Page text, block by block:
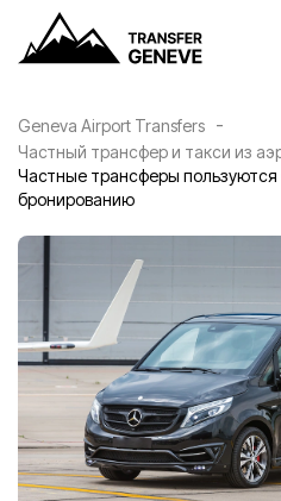
Geneva Airport Transfers -
Частный трансфер и такси из
Частные трансферы
бронированию